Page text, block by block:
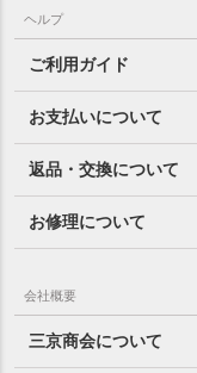
ヘルプ
ご利用ガイド
お支払いについて
返品・交換について
お修理について
会社概要
三京商会について